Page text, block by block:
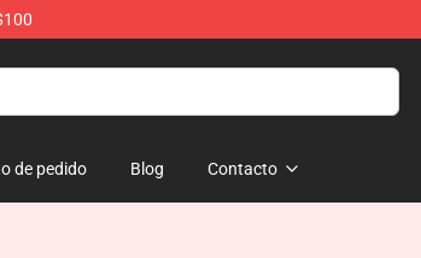
de pedido Blog Contacto